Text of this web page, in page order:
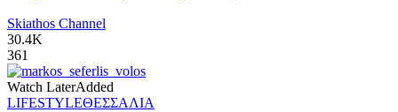
Skiathos Channel
30.4K
361
Watch LaterAdded
LIFESTYLEΘΕΣΣΑΛΙΑ